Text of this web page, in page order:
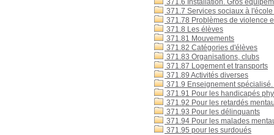
371.6 Installation. Gros
371.7 Services sociaux à
371.78 Problèmes de violence
371.8 Les élèves
371.81 Mouvements
371.82 Catégories d'élèves
371.83 Organisations, clubs
371.87 Logement et transports
371.89 Activités diverses
371.9 Enseignement
371.91 Pour les handicapés
371.92 Pour les retardés
371.93 Pour les délinquants
371.94 Pour les malades
371.95 pour les surdoués